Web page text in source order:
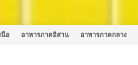
นือ อาหารภาคอิสาน อาหารภาคกลาง